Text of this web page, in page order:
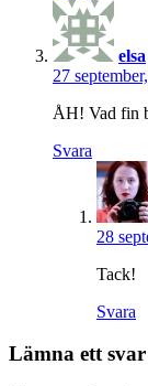
elsa
27
ÅH! Vad fin
Svara
28
Tack!
Svara
Lämna ett svar